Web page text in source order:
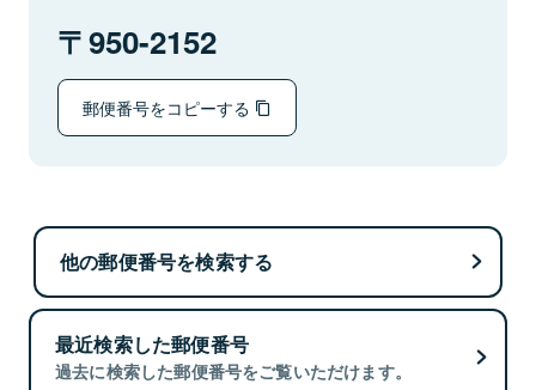
950-2152
郵便番号をコピーする
他の郵便番号を検索する
最近検索した郵便番号
過去に検索した郵便番号をご覧いただけます。